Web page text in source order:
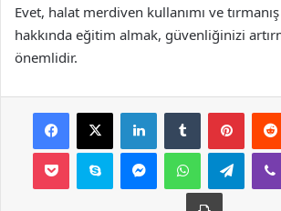
Evet, halat merdiven kullanımı ve
hakkında eğitim almak, güvenliğinizi
önemlidir.
Facebook
X LinkedInTumblr
Pocket Skype MessengerWhatsApp
Yazdır